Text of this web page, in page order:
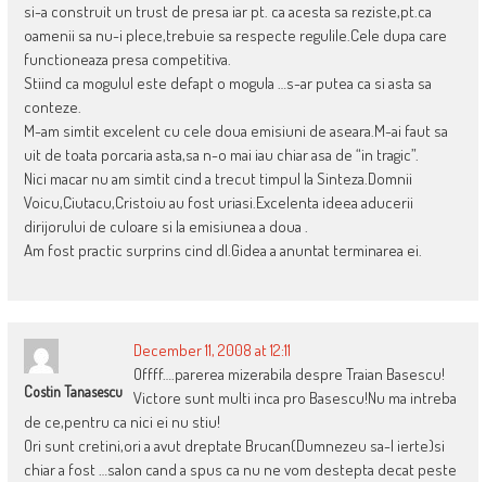
si-a construit un trust de presa iar pt. ca acesta sa reziste,pt.ca
oamenii sa nu-i plece,trebuie sa respecte regulile.Cele dupa care
functioneaza presa competitiva.
Stiind ca mogulul este defapt o mogula …s-ar putea ca si asta sa
conteze.
M-am simtit excelent cu cele doua emisiuni de aseara.M-ai faut sa
uit de toata porcaria asta,sa n-o mai iau chiar asa de “in tragic”.
Nici macar nu am simtit cind a trecut timpul la Sinteza.Domnii
Voicu,Ciutacu,Cristoiu au fost uriasi.Excelenta ideea aducerii
dirijorului de culoare si la emisiunea a doua .
Am fost practic surprins cind dl.Gidea a anuntat terminarea ei.
Costin Tanasescu
December 11, 2008 at 12:11
Offff….parerea mizerabila despre Traian Basescu!
Victore sunt multi inca pro Basescu!Nu ma intreba
de ce,pentru ca nici ei nu stiu!
Ori sunt cretini,ori a avut dreptate Brucan(Dumnezeu sa-l ierte)si
chiar a fost …salon cand a spus ca nu ne vom destepta decat peste